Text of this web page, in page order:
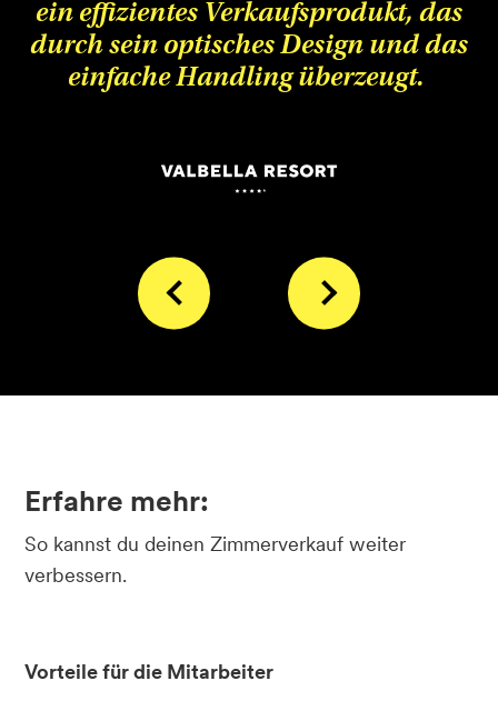
ein effizientes Verkaufsprodukt, das
durch sein optisches Design und das
einfache Handling überzeugt.
Erfahre mehr:
So kannst du deinen Zimmerverkauf weiter
verbessern.
Vorteile für die Mitarbeiter